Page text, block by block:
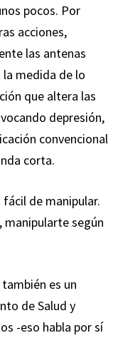
pocos. Por
acciones,
las antenas
la medida de lo
que altera las
depresión,
convencional
corta.
de manipular.
manipularte según
es un
de Salud y
-eso habla por sí